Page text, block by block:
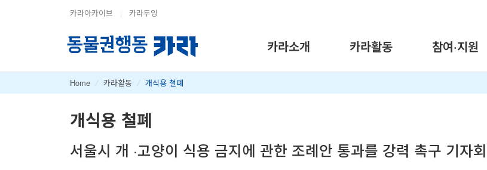
카라아카이브 | 카라두잉
카라소개 카라활동 참여·지원
Home / 카라활동 / 개식용 철폐
개식용 철폐
서울시 개 ·고양이 식용 금지에 관한 조례안 통과를 강력 촉구 기자